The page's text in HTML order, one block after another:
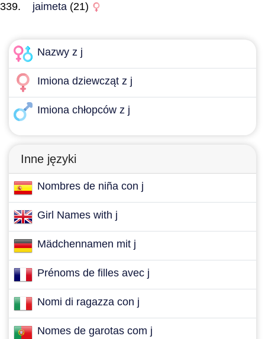
jaimeta (21)
Nazwy z j
Imiona dziewcząt z j
Imiona chłopców z j
Inne języki
Nombres de niña con j
Girl Names with j
Mädchennamen mit j
Prénoms de filles avec j
Nomi di ragazza con j
Nomes de garotas com j